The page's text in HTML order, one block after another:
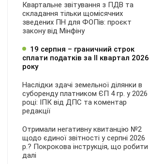
Квартальне звітування з ПДВ та
складання тільки щомісячних
зведених ПН для ФОПів: проєкт
закону від Мінфіну
19 серпня – граничний строк
сплати податків за ІI квартал 2026
року
Наслідки здачі земельної ділянки в
суборенду платником ЄП 4 гр. у 2026
році: ІПК від ДПС та коментар
редакції
Отримали негативну квитанцію №2
щодо єдиної звітності у серпні 2026
р.? Покрокова інструкція, що робити
далі